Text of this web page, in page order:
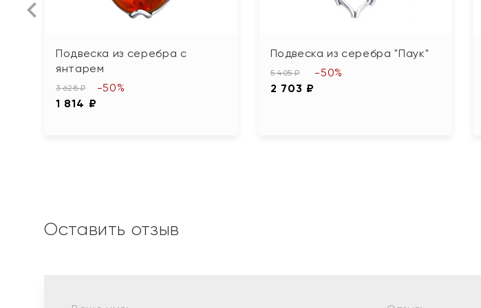
Подвеска из серебра с
янтарем
3 628 ₽
1 814 ₽
-50%
Подвеска из серебра "Паук"
5 405 ₽
2 703 ₽
-50%
Оставить отзыв